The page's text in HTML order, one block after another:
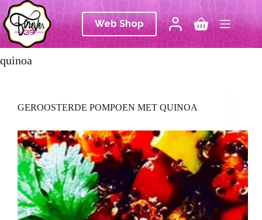
Ga
naar
de
inhoud
Web Shop Winkelwagen
quinoa
GEROOSTERDE POMPOEN MET QUINOA